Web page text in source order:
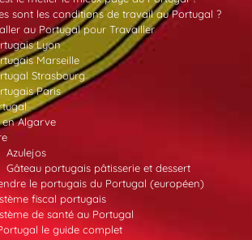
sont les conditions de travail au Portugal ?
au Portugal pour Travailler
Lyon
Marseille
Strasbourg
Paris
en Algarve
Azulejos
Gâteau portugais pâtisserie et dessert
le portugais du Portugal (européen)
fiscal portugais
de santé au Portugal
le guide complet